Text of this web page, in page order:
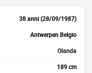
38 anni (28/09/1987)
Antwerpen Belgio
Olanda
189 cm